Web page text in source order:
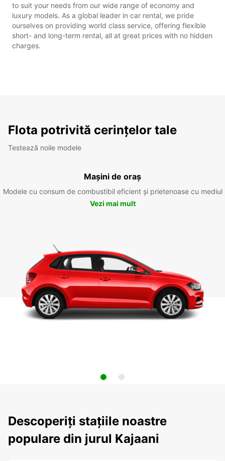
to suit your needs from our wide range of economy and
luxury models. As a global leader in car rental, we pride
ourselves on providing world class service, offering flexible
short- and long-term rental, all at great prices with no hidden
charges.
Flota potrivită cerințelor tale
Testează noile modele
Mașini de oraș
Modele cu consum de combustibil eficient și prietenoase cu mediul
Vezi mai mult
Descoperiți stațiile noastre
populare din jurul Kajaani